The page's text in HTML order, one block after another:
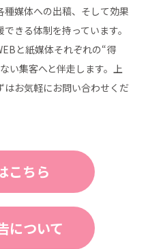
媒体への出稿、そして効果
きる体制を持っています。
と紙媒体それぞれの“得
い集客へと伴走します。上
お気軽にお問い合わせくだ
こちら
について